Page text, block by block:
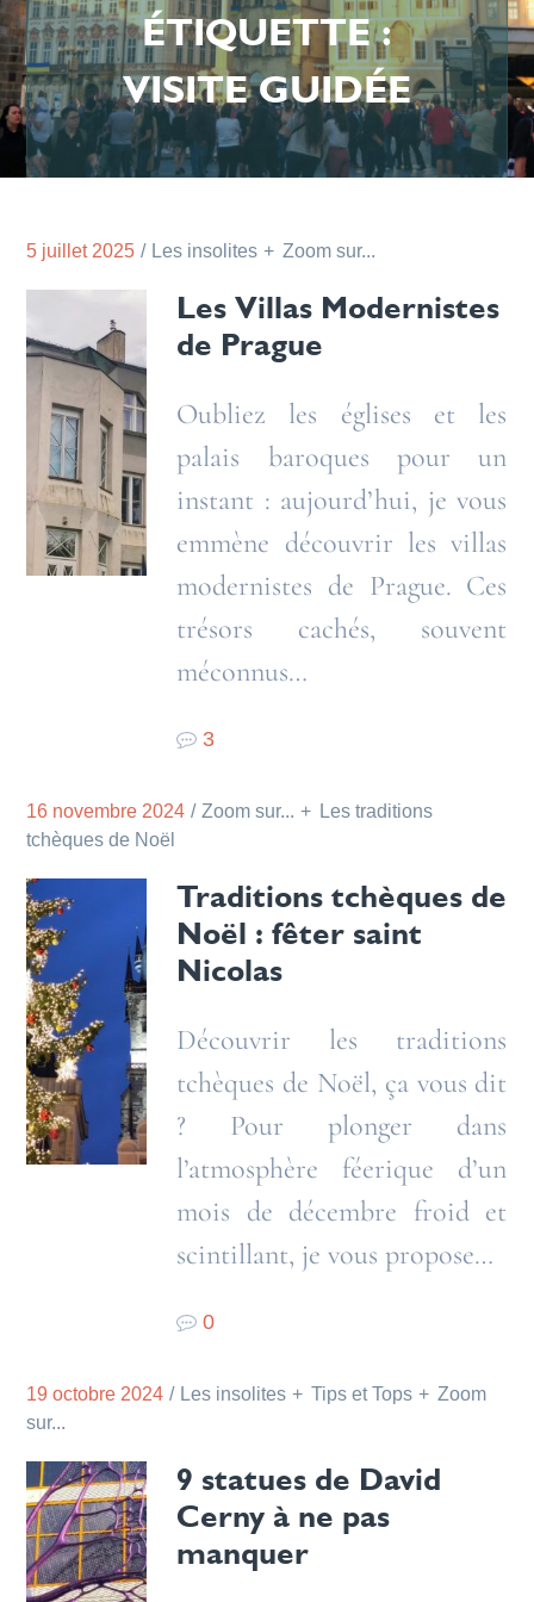
ÉTIQUETTE :
VISITE GUIDÉE
5 juillet 2025 Les insolites Zoom sur...
Les Villas Modernistes
de Prague
Oubliez les églises et les
palais baroques pour un
instant : aujourd’hui, je vous
emmène découvrir les villas
modernistes de Prague. Ces
trésors cachés, souvent
méconnus…
3
16 novembre 2024 Zoom sur...
Les traditions
tchèques de Noël
Traditions tchèques de
Noël : fêter saint
Nicolas
Découvrir les traditions
tchèques de Noël, ça vous dit
? Pour plonger dans
l’atmosphère féerique d’un
mois de décembre froid et
scintillant, je vous propose…
0
19 octobre 2024 Les insolites Tips et Tops
Zoom
sur...
9 statues de David
Cerny à ne pas
manquer